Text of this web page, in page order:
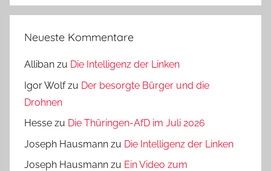
Neueste Kommentare
Alliban zu Die Intelligenz der Linken
Igor Wolfzu Der besorgte Bürger und die
Drohnen
Hesse zu Die Thüringen-AfD im Juli 2026
Joseph Hausmann zu Die Intelligenz der Linken
Joseph Hausmann zu Ein Video zum